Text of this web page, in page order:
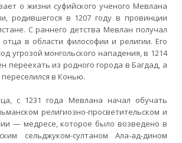
о жизни суфийского ученого Мевлана
родившегося в 1207 году в провинции
С раннего детства Мевлан получал
отца в области философии и религии. Его
угрозой монгольского нападения, в 1214
переехать из родного города в Багдад, а
переселился в Конью.
с 1231 года Мевлана начал обучать
религиозно-просветительском и
— медресе, которое было возведено в
сельджуком-султаном Ала-ад-дином